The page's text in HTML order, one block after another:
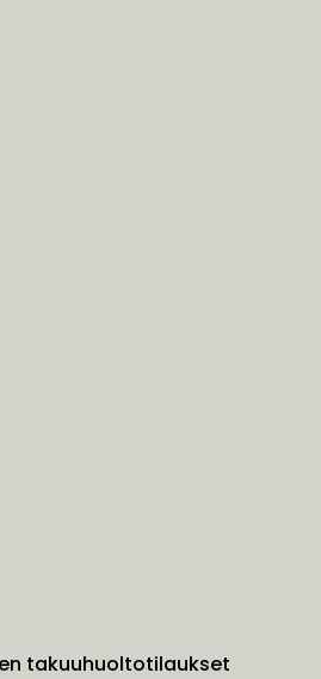
takuuhuoltotilaukset